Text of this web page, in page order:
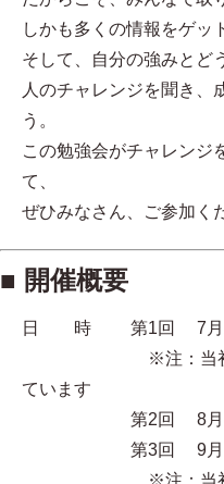
しかも多くの情報をゲッ
そして、自分の強みとど
人のチャレンジを聞き、
う。
この勉強会がチャレンジ
て、
ぜひみなさん、ご参加く
■ 開催概要
日 時 第1回 7月2
※注：当初ご案内
ています
第2回 8月8
第3回 9月13
※注：当初ご案内